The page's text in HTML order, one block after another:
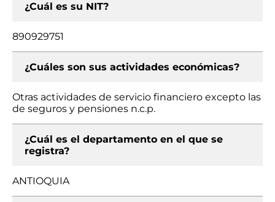
¿Cuál es su NIT?
890929751
¿Cuáles son sus actividades económicas?
Otras actividades de servicio financiero excepto las
de seguros y pensiones n.c.p.
¿Cuál es el departamento en el que se
registra?
ANTIOQUIA